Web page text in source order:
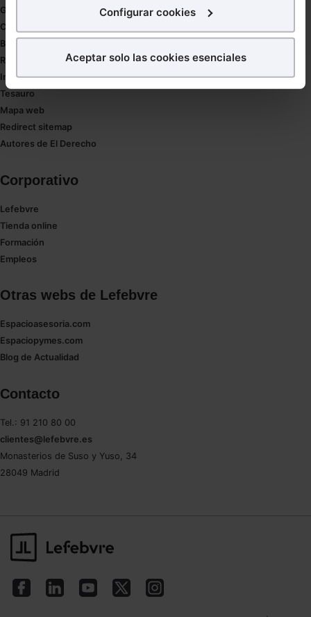
¿Qué puedes hacer?
en la web sea óptima
todas las cookies excepto aquellas imprescindibles.
las que sean indispensables para la navegación.
Saber más acerca de las cookies
Configurar cookies
Aceptar solo las cookies esenciales
Gestión de despachos
Compliance
Buenas Prácticas Tributarias
RGPD
Innovación
Tesauro
Mapa web
Redirect sitemap
Autores de El Derecho
Corporativo
Lefebvre
Tienda online
Formación
Empleos
Otras webs de Lefebvre
Espacioasesoria.com
Espaciopymes.com
Blog de Actualidad
Contacto
Tel.: 91 210 80 00
clientes@lefebvre.es
Monasterios de Suso y Yuso, 34
28049 Madrid